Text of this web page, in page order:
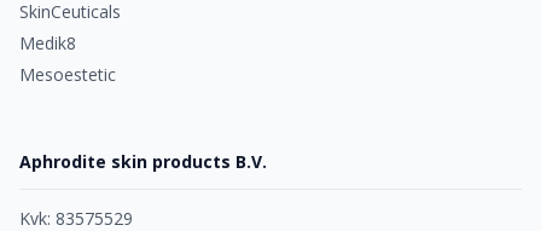
SkinCeuticals
Medik8
Mesoestetic
Aphrodite skin products B.V.
Kvk: 83575529